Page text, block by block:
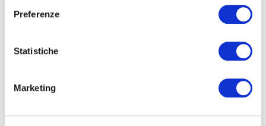
Preferenze
Statistiche
Marketing
indicata sul controller led posizionato sul manubrio. Da lì è
possibile accedere a diverse funzioni e monitorare lo stato